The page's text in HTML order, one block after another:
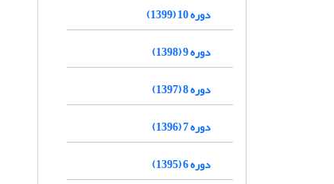
دوره 10 (1399)
دوره 9 (1398)
دوره 8 (1397)
دوره 7 (1396)
دوره 6 (1395)